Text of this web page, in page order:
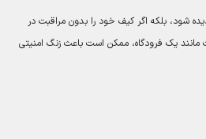
شود، بلکه اگر کیف خود را بدون مراقبت در
مانند یک فرودگاه، ممکن است باعث زنگ امنیتی